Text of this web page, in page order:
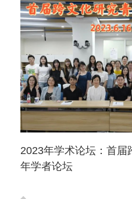
2023年学术论坛：首届
年学者论坛